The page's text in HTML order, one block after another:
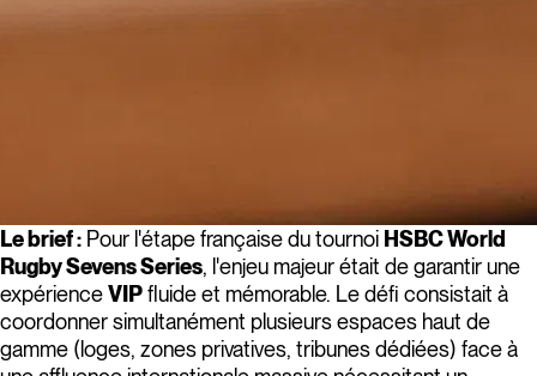
Le brief : Pour l'étape française du tournoi HSBC World
Rugby Sevens Series, l'enjeu majeur était de garantir une
expérienceVIPfluide et mémorable. Le défi consistait à
coordonner simultanément plusieurs espaces haut de
gamme (loges, zones privatives, tribunes dédiées) face à